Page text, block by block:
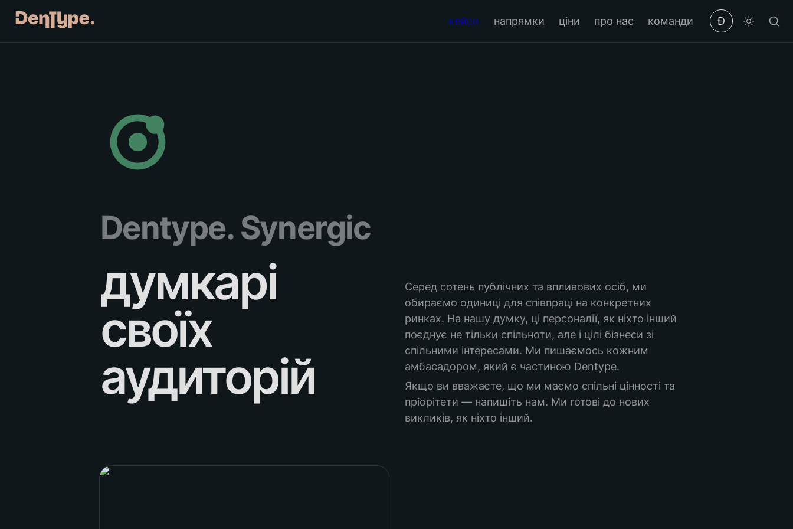
кейси напрямки ціни про нас команди Ð
Dentype. Synergic
думкарі
своїх
аудиторій
Серед сотень публічних та впливових осіб, ми
обираємо одиниці для співпраці на конкретних
ринках. На нашу думку, ці персоналії, як ніхто інший
поєднує не тільки спільноти, але і цілі бізнеси зі
спільними інтересами. Ми пишаємось кожним
амбасадором, який є частиною Dentype.
Якщо ви вважаєте, що ми маємо спільні цінності та
пріорітети — напишіть нам. Ми готові до нових
викликів, як ніхто інший.
Наталія Лисик